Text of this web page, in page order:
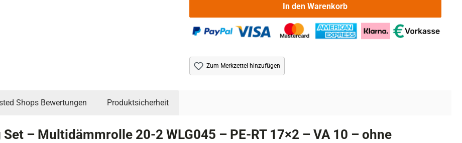
In den Warenkorb
Zum Merkzettel hinzufügen
Shops Bewertungen Produktsicherheit
– Multidämmrolle 20-2 WLG045 – PE-RT 17×2 – VA 10 – ohne